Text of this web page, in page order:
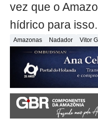
vez que o
hídrico para isso.
Amazonas Nadador Vitor